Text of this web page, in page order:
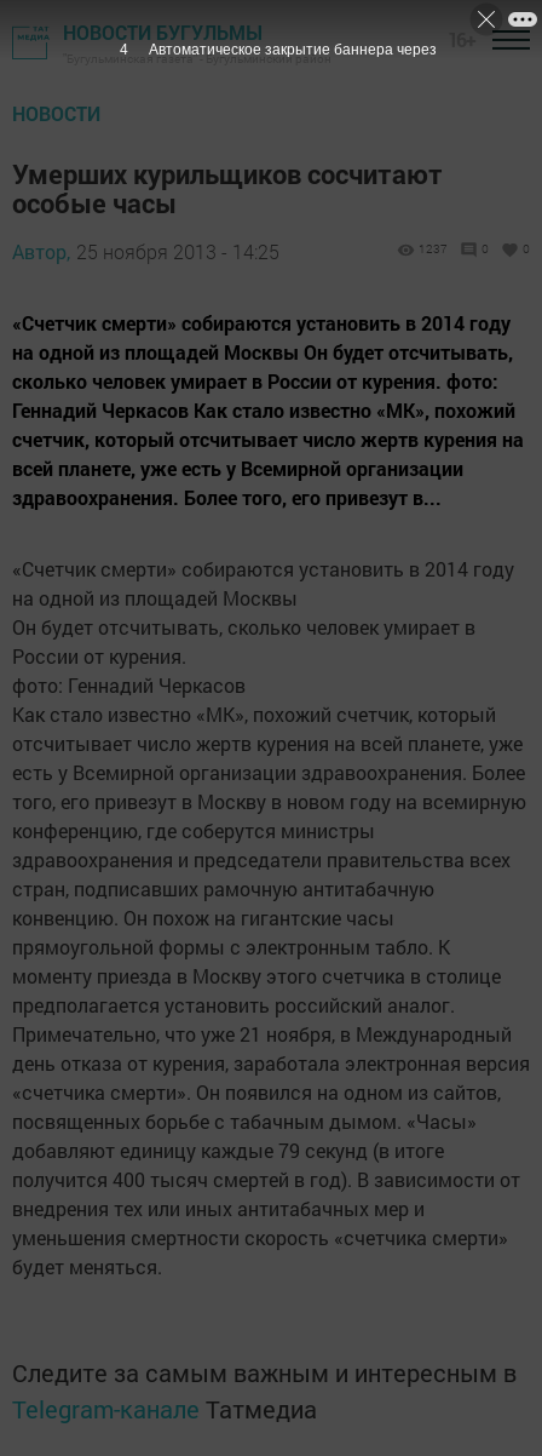
НОВОСТИ БУГУЛЬМЫ
"Бугульминская газета" - Бугульминский район
НОВОСТИ
Умерших курильщиков сосчитают
особые часы
Автор, 25 ноября 2013 - 14:25 1237 0 0
«Счетчик смерти» собираются установить в 2014 году
на одной из площадей Москвы Он будет отсчитывать,
сколько человек умирает в России от курения. фото:
Геннадий Черкасов Как стало известно «МК», похожий
счетчик, который отсчитывает число жертв курения на
всей планете, уже есть у Всемирной организации
здравоохранения. Более того, его привезут в...
«Счетчик смерти» собираются установить в 2014 году
на одной из площадей Москвы
Он будет отсчитывать, сколько человек умирает в
России от курения.
фото: Геннадий Черкасов
Как стало известно «МК», похожий счетчик, который
отсчитывает число жертв курения на всей планете, уже
есть у Всемирной организации здравоохранения. Более
того, его привезут в Москву в новом году на всемирную
конференцию, где соберутся министры
здравоохранения и председатели правительства всех
стран, подписавших рамочную антитабачную
конвенцию. Он похож на гигантские часы
прямоугольной формы с электронным табло. К
моменту приезда в Москву этого счетчика в столице
предполагается установить российский аналог.
Примечательно, что уже 21 ноября, в Международный
день отказа от курения, заработала электронная версия
«счетчика смерти». Он появился на одном из сайтов,
посвященных борьбе с табачным дымом. «Часы»
добавляют единицу каждые 79 секунд (в итоге
получится 400 тысяч смертей в год). В зависимости от
внедрения тех или иных антитабачных мер и
уменьшения смертности скорость «счетчика смерти»
будет меняться.
Следите за самым важным и интересным в
Telegram-канале Татмедиа
3 Автоматическое закрытие баннера через